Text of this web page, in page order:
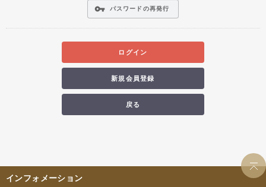
vpn_key パスワードの再発行
ログイン
新規会員登録
戻る
インフォメーション